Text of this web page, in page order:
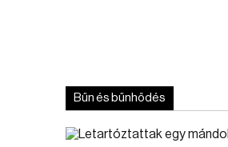
Bűn és bűnhődés